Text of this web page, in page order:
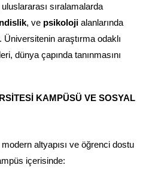
sıralamalarda
, ve psikoloji alanlarında
araştırma odaklı
dünya çapında tanınmasını
KAMPÜSÜ VE SOSYAL
altyapısı ve öğrenci dostu
içerisinde: